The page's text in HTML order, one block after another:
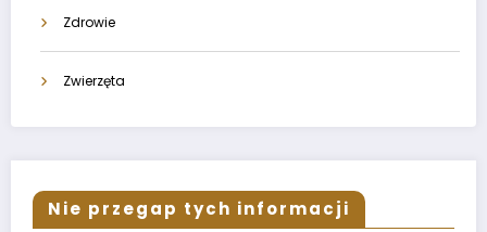
Zdrowie
Zwierzęta
Nie przegap tych informacji